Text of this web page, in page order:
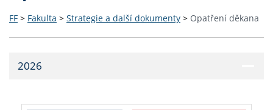
FF > Fakulta > Strategie a další dokumenty > Opatření děkana
2026